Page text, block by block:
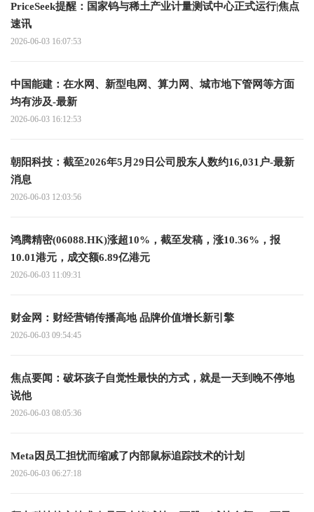
PriceSeek提醒：国家钨与稀土产业计量测试中心正式运行|焦点
速讯
2026-06-03 16:07:53
中国能建：在水网、新型电网、算力网、城市地下管网等方面
均有涉及-最新
2026-06-03 16:12:53
朝阳科技：截至2026年5月29日公司股东人数约16,031户-最新
消息
2026-06-03 12:03:56
鸿腾精密(06088.HK)涨超10%，截至发稿，涨10.36%，报
10.01港元，成交额6.89亿港元
2026-06-03 11:09:31
财金网：财经营销传播高地 品牌价值增长新引擎
2026-06-03 09:54:45
焦点要闻：破坏孩子自觉性最快的方式，就是一天到晚不停地
说他
2026-06-03 08:05:36
Meta因员工担忧而缩减了内部鼠标追踪技术的计划
2026-06-03 06:27:18